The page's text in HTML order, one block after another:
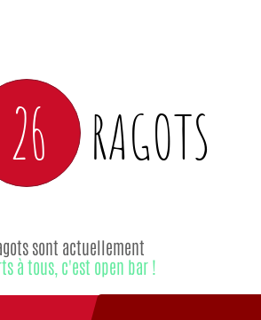
26 RAGOTS
sont actuellement
à tous, c'est open bar !